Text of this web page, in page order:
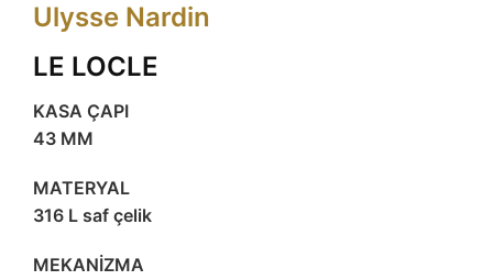
Ulysse Nardin
LE LOCLE
KASA ÇAPI
43 MM
MATERYAL
316 L saf çelik
MEKANİZMA